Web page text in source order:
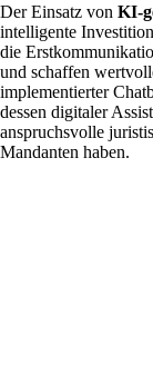
Der Einsatz von KI-
intelligente
die
und schaffen
implementierter
dessen digitaler
anspruchsvolle
Mandanten haben.